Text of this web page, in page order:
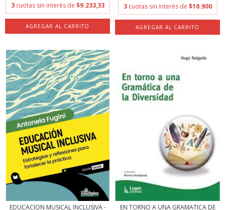
3 cuotas sin interés de $9.233,33 3 cuotas sin interés de $10.900
EDUCACION MUSICAL INCLUSIVA -
EN TORNO A UNA GRAMATICA DE